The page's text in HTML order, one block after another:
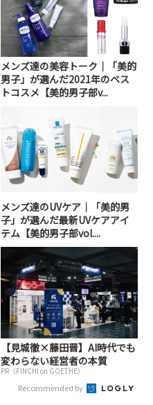
メンズ達の美容トーク｜「美的
男子」が選んだ2021年のベス
トコスメ【美的男子部v...
メンズ達のUVケア｜「美的男
子」が選んだ最新UVケアアイ
テム【美的男子部vol....
【見城徹×藤田晋】AI時代でも
変わらない経営者の本質
PR（FINCHI on GOETHE）
Recommended by